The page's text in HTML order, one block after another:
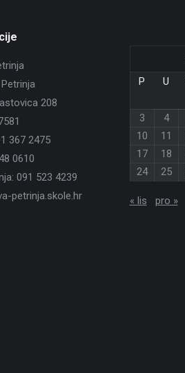
208
367 2475
0610
091 523 4239
petrinja.skole.hr
P
U
3
4
10
11
17
18
24
25
« lis pro »